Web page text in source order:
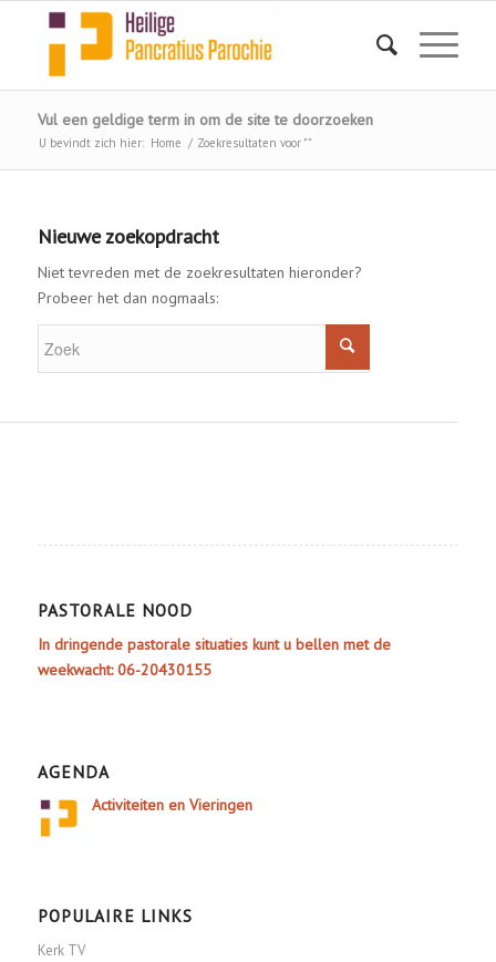
Vul een geldige term in om de site te doorzoeken
U bevindt zich hier: Home / Zoekresultaten voor ""
Nieuwe zoekopdracht
Niet tevreden met de zoekresultaten hieronder?
Probeer het dan nogmaals:
PASTORALE NOOD
In dringende pastorale situaties kunt u bellen met de
weekwacht: 06-20430155
AGENDA
Activiteiten en Vieringen
POPULAIRE LINKS
Kerk TV